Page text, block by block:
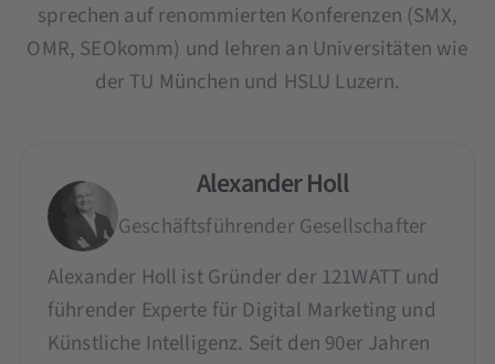
sprechen auf renommierten Konferenzen (SMX,
OMR, SEOkomm) und lehren an Universitäten wie
der TU München und HSLU Luzern.
Alexander Holl
Geschäftsführender Gesellschafter
Alexander Holl ist Gründer der 121WATT und
führender Experte für Digital Marketing und
Künstliche Intelligenz. Seit den 90er Jahren